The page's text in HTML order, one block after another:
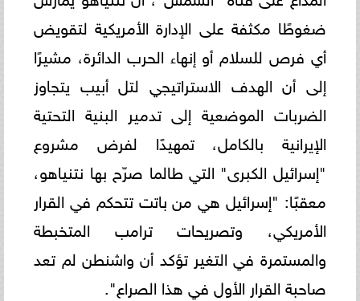
ضغوطًا مكثفة على الإدارة الأمريكية لتقويض
أي فرص للسلام أو إنهاء الحرب الدائرة، مشيرًا
إلى أن الهدف الاستراتيجي لتل أبيب يتجاوز
الضربات الموضعية إلى تدمير البنية التحتية
الإيرانية بالكامل، تمهيدًا لفرض مشروع
"إسرائيل الكبرى" التي طالما صرّح بها نتنياهو،
معقبًا: "إسرائيل هي من باتت تتحكم في القرار
الأمريكي، وتصريحات ترامب المتخبطة
والمستمرة في التغير تؤكد أن واشنطن لم تعد
صاحبة القرار الأول في هذا الصراع".